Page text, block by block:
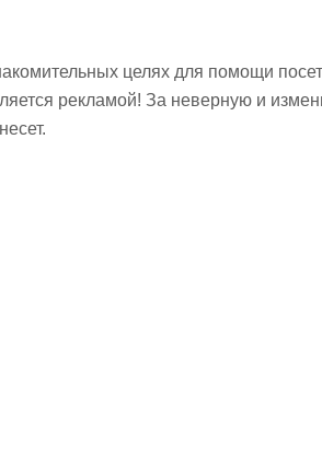
целях для помощи
рекламой! За неверную и